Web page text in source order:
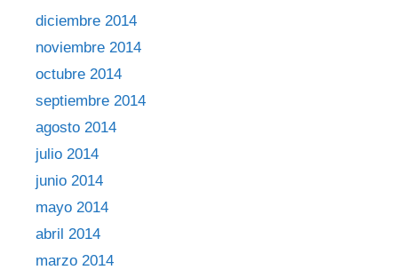
diciembre 2014
noviembre 2014
octubre 2014
septiembre 2014
agosto 2014
julio 2014
junio 2014
mayo 2014
abril 2014
marzo 2014